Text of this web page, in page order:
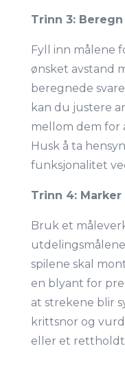
Trinn 3:
Fyll inn målene
ønsket avstand
beregnede
kan du justere
mellom dem for
Husk å ta
funksjonalitet
Trinn 4:
Bruk et
spilene skal
en blyant for
at strekene blir
krittsnor og
eller et